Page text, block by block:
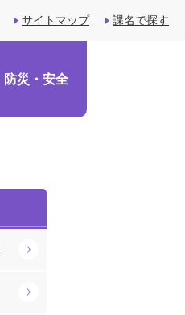
サイトマップ 課名で探す
防災・安全